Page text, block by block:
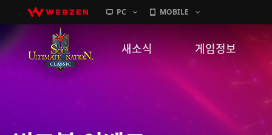
PC MOBILE
새소식
GM노트
게임정보
캐릭터소개